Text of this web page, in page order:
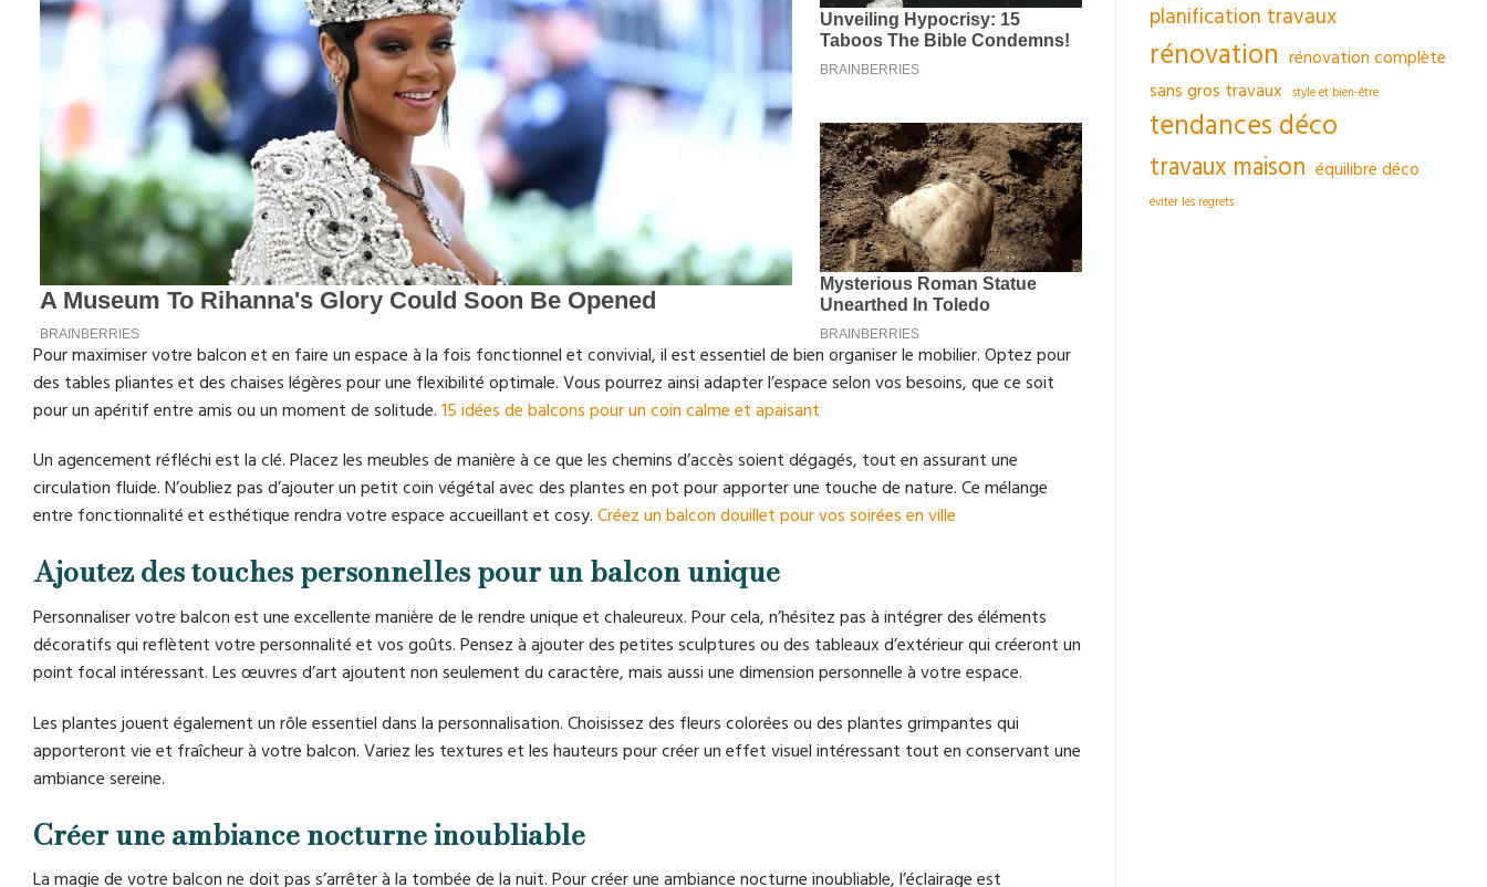
Pour maximiser votre balcon et en faire un espace à la fois fonctionnel et convivial, il est essentiel de bien organiser le mobilier. Optez pour
des tables pliantes et des chaises légères pour une flexibilité optimale. Vous pourrez ainsi adapter l’espace selon vos besoins, que ce soit
pour un apéritif entre amis ou un moment de solitude. 15 idées de balcons pour un coin calme et apaisant
Un agencement réfléchi est la clé. Placez les meubles de manière à ce que les chemins d’accès soient dégagés, tout en assurant une
circulation fluide. N’oubliez pas d’ajouter un petit coin végétal avec des plantes en pot pour apporter une touche de nature. Ce mélange
entre fonctionnalité et esthétique rendra votre espace accueillant et cosy. Créez un balcon douillet pour vos soirées en ville
Ajoutez des touches personnelles pour un balcon unique
Personnaliser votre balcon est une excellente manière de le rendre unique et chaleureux. Pour cela, n’hésitez pas à intégrer des éléments
décoratifs qui reflètent votre personnalité et vos goûts. Pensez à ajouter des petites sculptures ou des tableaux d’extérieur qui créeront un
point focal intéressant. Les œuvres d’art ajoutent non seulement du caractère, mais aussi une dimension personnelle à votre espace.
Les plantes jouent également un rôle essentiel dans la personnalisation. Choisissez des fleurs colorées ou des plantes grimpantes qui
apporteront vie et fraîcheur à votre balcon. Variez les textures et les hauteurs pour créer un effet visuel intéressant tout en conservant une
ambiance sereine.
Créer une ambiance nocturne inoubliable
La magie de votre balcon ne doit pas s’arrêter à la tombée de la nuit. Pour créer une ambiance nocturne inoubliable, l’éclairage est
planification travaux
rénovation rénovation complète
sans gros travaux
style et bien-être
tendances déco
travaux maison équilibre déco
éviter les regrets